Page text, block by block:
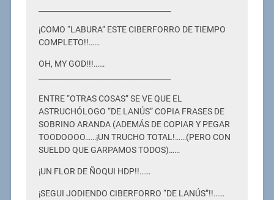
¡COMO “LABURA” ESTE CIBERFORRO DE TIEMPO
COMPLETO!!……
OH, MY GOD!!!……
____________________________________
ENTRE “OTRAS COSAS” SE VE QUE EL
ASTRUCHÓLOGO “DE LANÚS” COPIA FRASES DE
SOBRINO ARANDA (ADEMÁS DE COPIAR Y PEGAR
TOODOOOO……¡UN TRUCHO TOTAL!……(PERO CON
SUELDO QUE GARPAMOS TODOS)……
¡UN FLOR DE ÑOQUI HDP!!……
¡SEGUI JODIENDO CIBERFORRO “DE LANÚS”!!……